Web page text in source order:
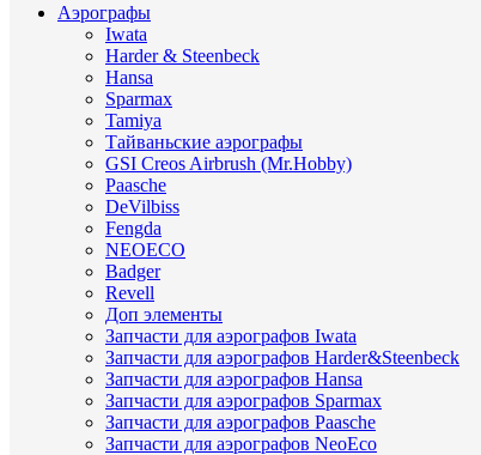
Аэрографы
Iwata
Harder & Steenbeck
Hansa
Sparmax
Tamiya
Тайваньские аэрографы
GSI Creos Airbrush (Mr.Hobby)
Paasche
DeVilbiss
Fengda
NEOECO
Badger
Revell
Доп элементы
Запчасти для аэрографов Iwata
Запчасти для аэрографов Harder&Steenbeck
Запчасти для аэрографов Hansa
Запчасти для аэрографов Sparmax
Запчасти для аэрографов Paasche
Запчасти для аэрографов NeoEco